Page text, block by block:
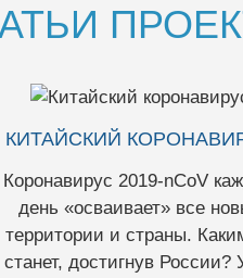
НОВОСТИ
Онкология— раздел
изучающий
злокачественные
возникновение и